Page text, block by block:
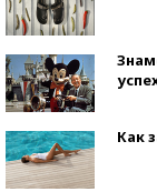
Как